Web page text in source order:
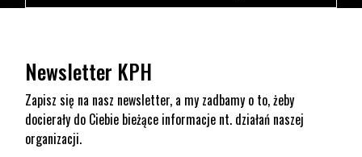
Newsletter KPH
Zapisz się na nasz newsletter, a my zadbamy o to, żeby
docierały do Ciebie bieżące informacje nt. działań naszej
organizacji.